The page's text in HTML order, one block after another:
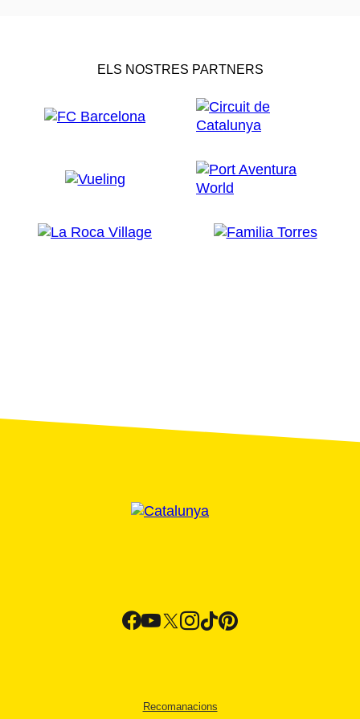
ELS NOSTRES PARTNERS
Recomanacions